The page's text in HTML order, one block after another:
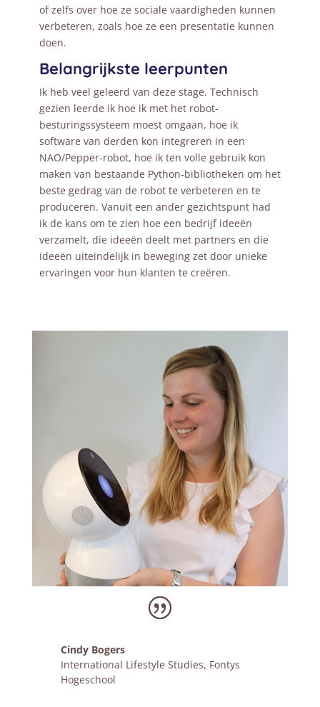
of zelfs over hoe ze sociale vaardigheden kunnen
verbeteren, zoals hoe ze een presentatie kunnen
doen.
Belangrijkste leerpunten
Ik heb veel geleerd van deze stage. Technisch
gezien leerde ik hoe ik met het robot-
besturingssysteem moest omgaan, hoe ik
software van derden kon integreren in een
NAO/Pepper-robot, hoe ik ten volle gebruik kon
maken van bestaande Python-bibliotheken om het
beste gedrag van de robot te verbeteren en te
produceren. Vanuit een ander gezichtspunt had
ik de kans om te zien hoe een bedrijf ideeën
verzamelt, die ideeën deelt met partners en die
ideeën uiteindelijk in beweging zet door unieke
ervaringen voor hun klanten te creëren.
Cindy Bogers
International Lifestyle Studies, Fontys
Hogeschool